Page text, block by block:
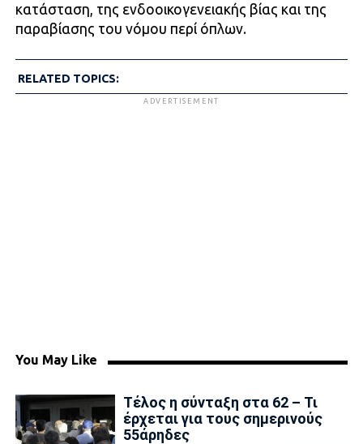
κατάσταση, της ενδοοικογενειακής βίας και της
παραβίασης του νόμου περί όπλων.
RELATED TOPICS:
ADVERTISEMENT
You May Like
Τέλος η σύνταξη στα 62 – Τι
έρχεται για τους σημερινούς
55άρηδες